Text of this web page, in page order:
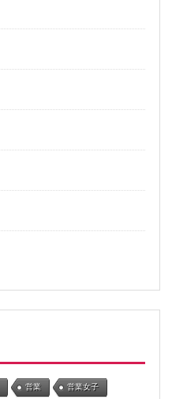
営業 営業女子